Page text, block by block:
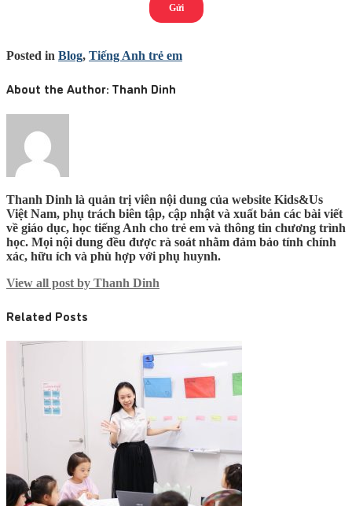
Posted in Blog, Tiếng Anh trẻ em
About the Author: Thanh Dinh
Thanh Dinh là quản trị viên nội dung của website Kids&Us
Việt Nam, phụ trách biên tập, cập nhật và xuất bản các bài viết
về giáo dục, học tiếng Anh cho trẻ em và thông tin chương trình
học. Mọi nội dung đều được rà soát nhằm đảm bảo tính chính
xác, hữu ích và phù hợp với phụ huynh.
View all post by Thanh Dinh
Related Posts